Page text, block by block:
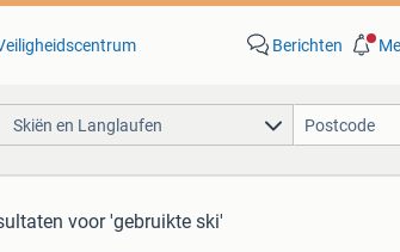
Berichten
Skiën en Langlaufen
voor 'gebruikte ski'